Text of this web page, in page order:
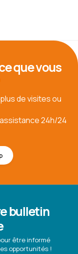
que vous
de visites ou
24h/24
bulletin
être informé
opportunités !